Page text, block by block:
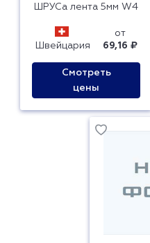
ШРУСа лента 5мм W4
Швейцария
от
69,16 ₽
Смотреть
цены